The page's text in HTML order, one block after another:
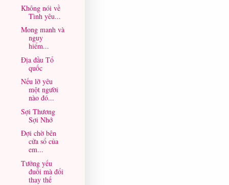
Không nói về
Tình yêu...
Mong manh và
nguy
hiểm...
Địa đầu Tổ
quốc
Nếu lỡ yêu
một người
nào đó...
Sợi Thương
Sợi Nhớ
Đợi chờ bên
cửa sổ của
em...
Tưởng yếu
đuối mà đổi
thay thế